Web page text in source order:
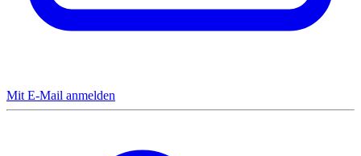
Mit E-Mail anmelden